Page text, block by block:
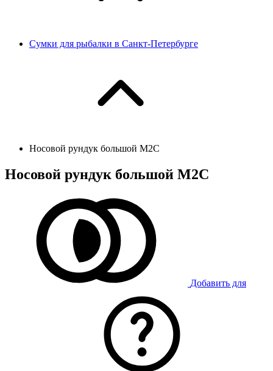
Сумки для рыбалки в Санкт-Петербурге
Носовой рундук большой М2С
Носовой рундук большой М2С
Добавить для